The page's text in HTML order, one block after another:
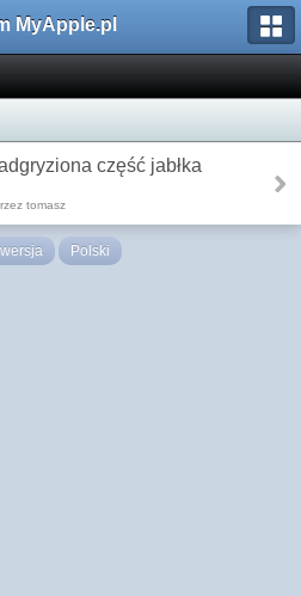
MyApple.pl
część jabłka
tomasz
wersja Polski